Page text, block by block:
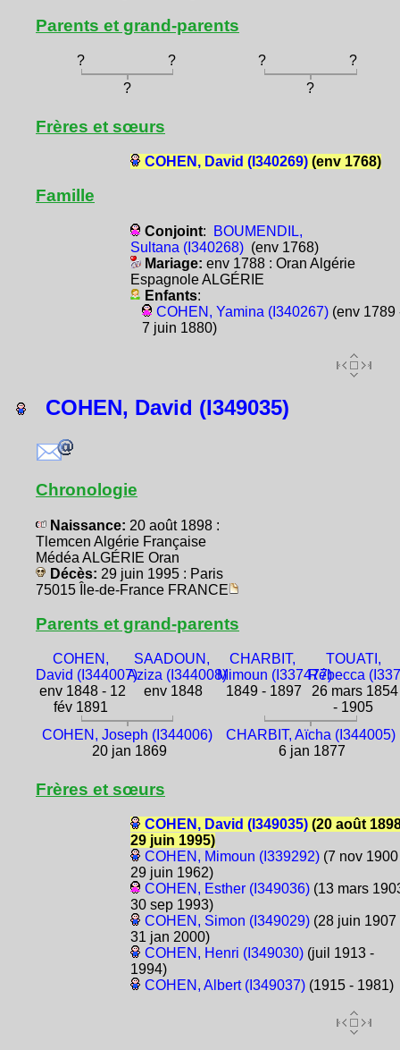
Parents et grand-parents
? ? ?
?
?
?
Frères et sœurs
COHEN, David (I340269)(env 1768)
Famille
Conjoint:
BOUMENDIL,
Sultana (I340268)(env 1768)
Mariage: env 1788 : Oran Algérie
Espagnole ALGÉRIE
Enfants:
COHEN, Yamina (I340267)(env 1789
7 juin 1880)
COHEN, David (I349035)
Chronologie
Naissance: 20 août 1898 :
Tlemcen Algérie Française
Médéa ALGÉRIE Oran
Décès: 29 juin 1995 : Paris
75015 Île-de-France FRANCE
Parents et grand-parents
COHEN,
David (I344007)
env 1848 - 12
fév 1891
SAADOUN,
Aziza (I344008)
env 1848
CHARBIT,
Mimoun (I337477)
1849 - 1897
TOUATI,
Rébecca
26 mars 1854
- 1905
COHEN, Joseph (I344006)
20 jan 1869
CHARBIT, Aïcha (I344005)
6 jan 1877
Frères et sœurs
COHEN, David (I349035)(20 août
29 juin 1995)
COHEN, Mimoun (I339292)(7 nov 1900
29 juin 1962)
COHEN, Esther (I349036)(13 mars
30 sep 1993)
COHEN, Simon (I349029)(28 juin 1907
31 jan 2000)
COHEN, Henri (I349030)(juil 1913 -
1994)
COHEN, Albert (I349037)(1915 - 1981)